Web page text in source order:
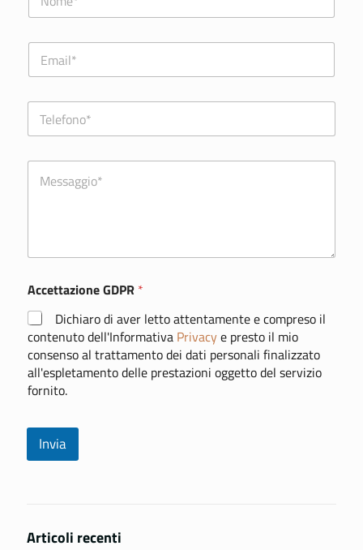
m
E
a
T
l
C
t
o
m
e
s
s
a
g
g
o
Accettazione GDPR *
Dichiaro di aver letto attentamente e compreso il
contenuto dell'Informativa Privacye presto il mio
consenso al trattamento dei dati personali finalizzato
all'espletamento delle prestazioni oggetto del servizio
fornito.
Invia
Articoli recenti